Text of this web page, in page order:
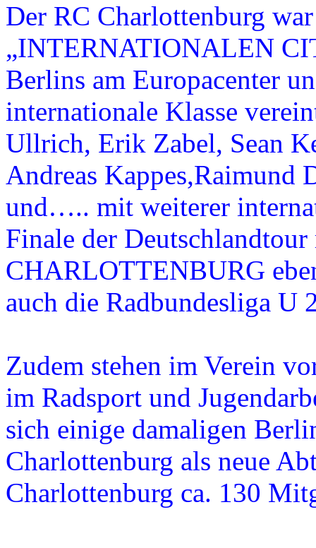
Der RC Charlottenburg
„INTERNATIONALEN
Berlins am Europacenter
internationale Klasse
Ullrich, Erik Zabel, Sean
Andreas Kappes,Raimund
und….. mit weiterer
Finale der
CHARLOTTENBURG
auch die Radbundesliga U
Zudem stehen im Verein
im Radsport und
sich einige damaligen
Charlottenburg als neue
Charlottenburg ca. 130